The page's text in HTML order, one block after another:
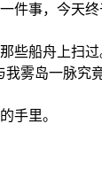
件事，今天终
些船舟上扫过
雾岛一脉究
手里。